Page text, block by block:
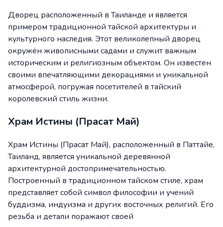
Дворец расположенный в Таиланде и является
примером традиционной тайской архитектуры и
культурного наследия. Этот великолепный дворец
окружён живописными садами и служит важным
историческим и религиозным объектом. Он известен
своими впечатляющими декорациями и уникальной
атмосферой, погружая посетителей в тайский
королевский стиль жизни.
Храм Истины (Прасат Май)
Храм Истины (Прасат Май), расположенный в Паттайе,
Таиланд, является уникальной деревянной
архитектурной достопримечательностью.
Построенный в традиционном тайском стиле, храм
представляет собой символ философии и учений
буддизма, индуизма и других восточных религий. Его
резьба и детали поражают своей